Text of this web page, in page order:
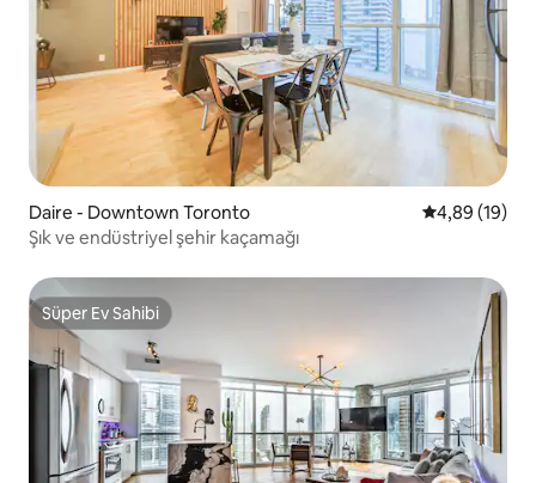
Daire - Downtown Toronto 5 üzerinden
4,89 (19)
Şık ve endüstriyel şehir kaçamağı
Süper Ev Sahibi
Süper Ev Sahibi